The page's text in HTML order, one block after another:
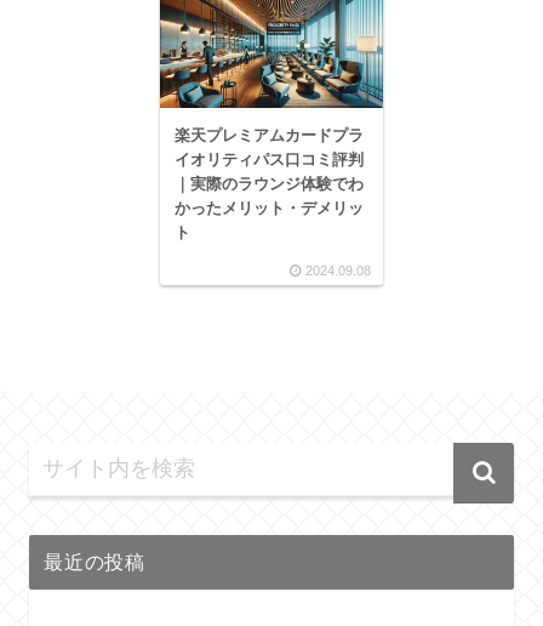
楽天プレミアムカードプラ
イオリティパス口コミ評判
｜実際のラウンジ体験でわ
かったメリット・デメリッ
ト
2024.09.08
最近の投稿